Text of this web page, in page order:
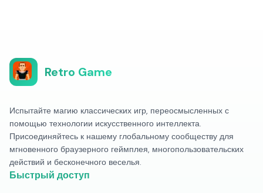
Retro Game
Испытайте магию классических игр, переосмысленных с
помощью технологии искусственного интеллекта.
Присоединяйтесь к нашему глобальному сообществу для
мгновенного браузерного геймплея, многопользовательских
действий и бесконечного веселья.
Быстрый доступ